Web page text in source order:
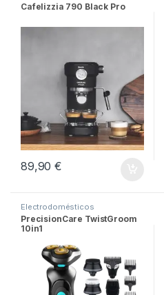
Cafelizzia 790 Black Pro
89,90€
Electrodomésticos
PrecisionCare TwistGroom
10in1